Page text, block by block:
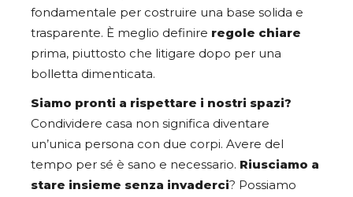
fondamentale per costruire una base solida e
trasparente. È meglio definire regole chiare
prima, piuttosto che litigare dopo per una
bolletta dimenticata.
Siamo pronti a rispettare i nostri spazi?
Condividere casa non significa diventare
un’unica persona con due corpi. Avere del
tempo per sé è sano e necessario. Riusciamo a
stare insieme senza invaderci? Possiamo